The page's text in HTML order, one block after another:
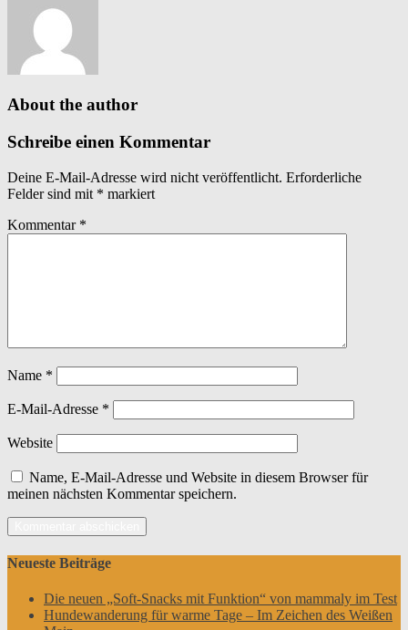
About the author
Schreibe einen Kommentar
Deine E-Mail-Adresse wird nicht veröffentlicht. Erforderliche
Felder sind mit * markiert
Kommentar *
Name *
E-Mail-Adresse *
Website
Name, E-Mail-Adresse und Website in diesem Browser für
meinen nächsten Kommentar speichern.
Neueste Beiträge
Die neuen „Soft-Snacks mit Funktion“ von mammaly im Test
Hundewanderung für warme Tage – Im Zeichen des Weißen